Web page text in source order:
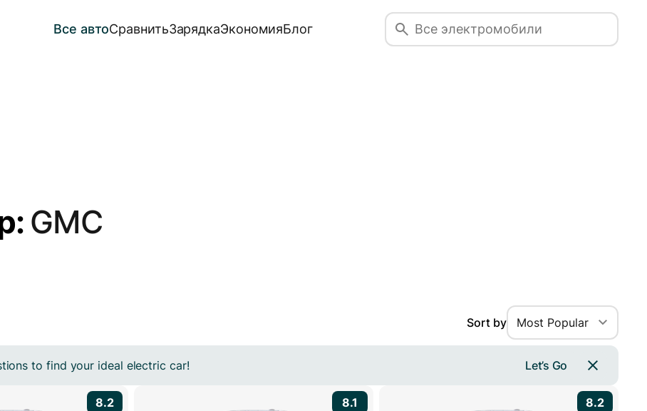
Все автоСравнитьЗарядкаЭкономияБлог
GMC
Sort by Most Popular
to find your ideal electric car! Let’s Go
8.2 8.1 8.2